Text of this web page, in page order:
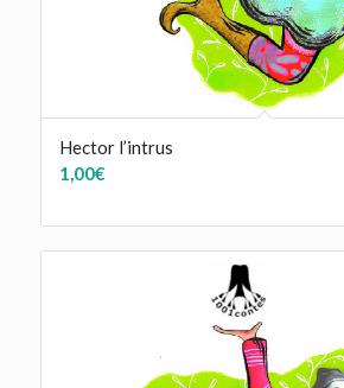
Hector l’intrus
1,00€